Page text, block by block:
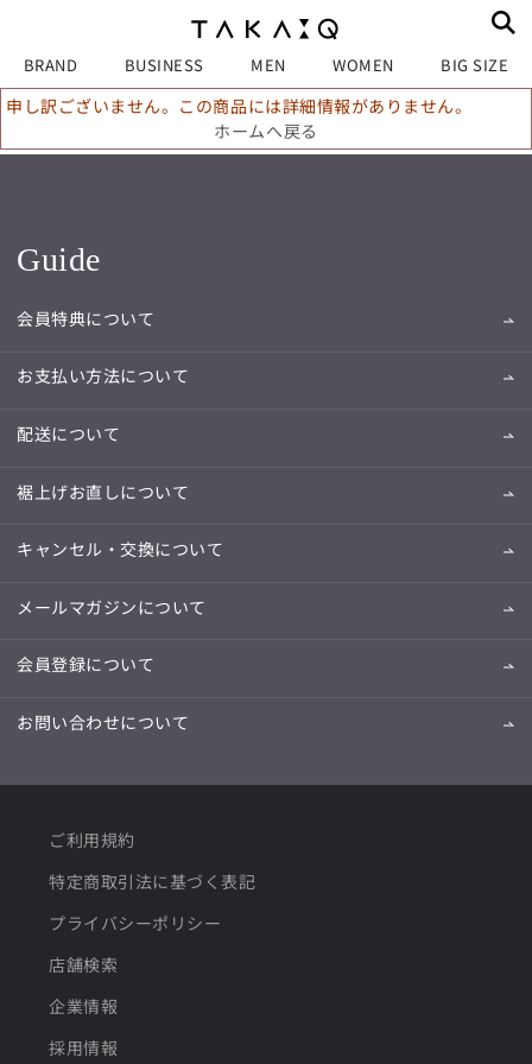
BRAND BUSINESS MEN WOMEN BIG SIZE
申し訳ございません。この商品には詳細情報がありません。
ホームへ戻る
Guide
会員特典について
お支払い方法について
配送について
裾上げお直しについて
キャンセル・交換について
メールマガジンについて
会員登録について
お問い合わせについて
ご利用規約
特定商取引法に基づく表記
プライバシーポリシー
店舗検索
企業情報
採用情報